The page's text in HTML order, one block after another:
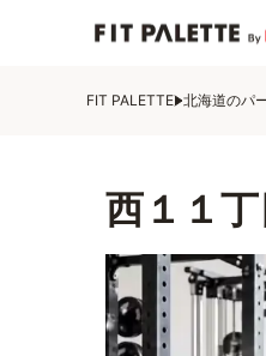
FIT PALETTE 北海道のパ
西１１